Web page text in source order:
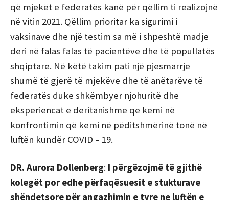
që mjekët e federatës kanë për qëllim ti realizojnë
në vitin 2021. Qëllim prioritar ka sigurimi i
vaksinave dhe një testim sa më i shpeshtë madje
deri në falas falas të pacientëve dhe të popullatës
shqiptare. Në këtë takim pati një pjesmarrje
shumë të gjerë të mjekëve dhe të anëtarëve të
federatës duke shkëmbyer njohuritë dhe
eksperiencat e deritanishme qe kemi në
konfrontimin që kemi në pëditshmërinë tonë në
luftën kundër COVID – 19.
DR. Aurora Dollenberg: I përgëzojmë të gjithë
kolegët por edhe përfaqësuesit e stukturave
shëndetsore për angazhimin e tyre ne luftën e